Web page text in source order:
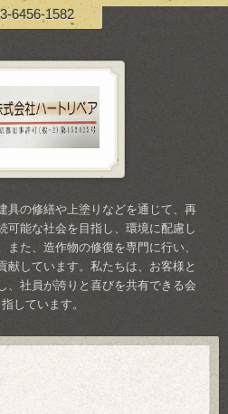
6456-1582
具の修繕や上塗りなどを通じて、再
可能な社会を目指し、環境に配慮し
た、造作物の修復を専門に行い、
献しています。私たちは、お客様と
、社員が誇りと喜びを共有できる会
しています。